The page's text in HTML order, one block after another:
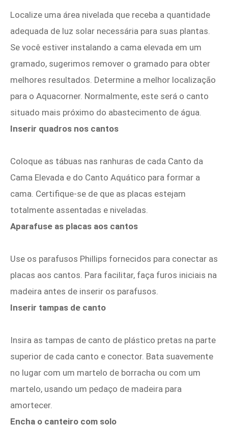
Localize uma área nivelada que receba a quantidade
adequada de luz solar necessária para suas plantas.
Se você estiver instalando a cama elevada em um
gramado, sugerimos remover o gramado para obter
melhores resultados. Determine a melhor localização
para o Aquacorner. Normalmente, este será o canto
situado mais próximo do abastecimento de água.
Inserir quadros nos cantos
Coloque as tábuas nas ranhuras de cada Canto da
Cama Elevada e do Canto Aquático para formar a
cama. Certifique-se de que as placas estejam
totalmente assentadas e niveladas.
Aparafuse as placas aos cantos
Use os parafusos Phillips fornecidos para conectar as
placas aos cantos. Para facilitar, faça furos iniciais na
madeira antes de inserir os parafusos.
Inserir tampas de canto
Insira as tampas de canto de plástico pretas na parte
superior de cada canto e conector. Bata suavemente
no lugar com um martelo de borracha ou com um
martelo, usando um pedaço de madeira para
amortecer.
Encha o canteiro com solo